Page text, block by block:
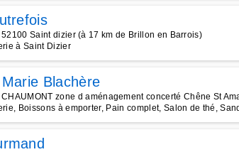
Saint dizier (à 17 km de Brillon en Barrois)
à Saint Dizier
Blachère
zone d aménagement concerté Chêne St
Boissons à emporter, Pain complet, Salon de thé,